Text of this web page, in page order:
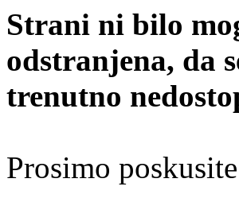
Strani ni bilo
odstranjena, da
trenutno
Prosimo